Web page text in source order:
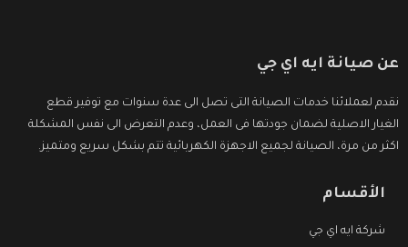
عن صيانة ايه اي جي
نقدم لعملائنا خدمات الصيانة التى تصل الى عدة سنوات مع توفير قطع
الغيار الاصلية لضمان جودتها فى العمل، وعدم التعرض الى نفس المشكلة
اكثر من مرة، الصيانة لجميع الاجهزة الكهربائية تتم بشكل سريع ومتميز.
الأقسام
شركة ايه اي جي